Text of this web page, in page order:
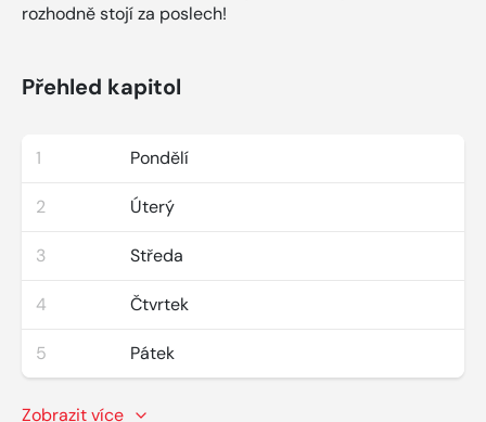
rozhodně stojí za poslech!
Přehled kapitol
1 Pondělí
2 Úterý
3 Středa
4 Čtvrtek
5 Pátek
Zobrazit více